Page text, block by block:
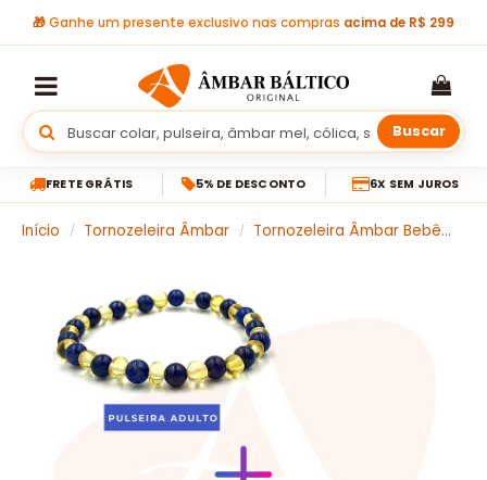
🎁Ganhe um presente exclusivo nas compras acima de R$ 299
Buscar
FRETE GRÁTIS 5% DE DESCONTO 6X SEM JUROS
Início / Tornozeleira Âmbar / Tornozeleira Âmbar Bebê